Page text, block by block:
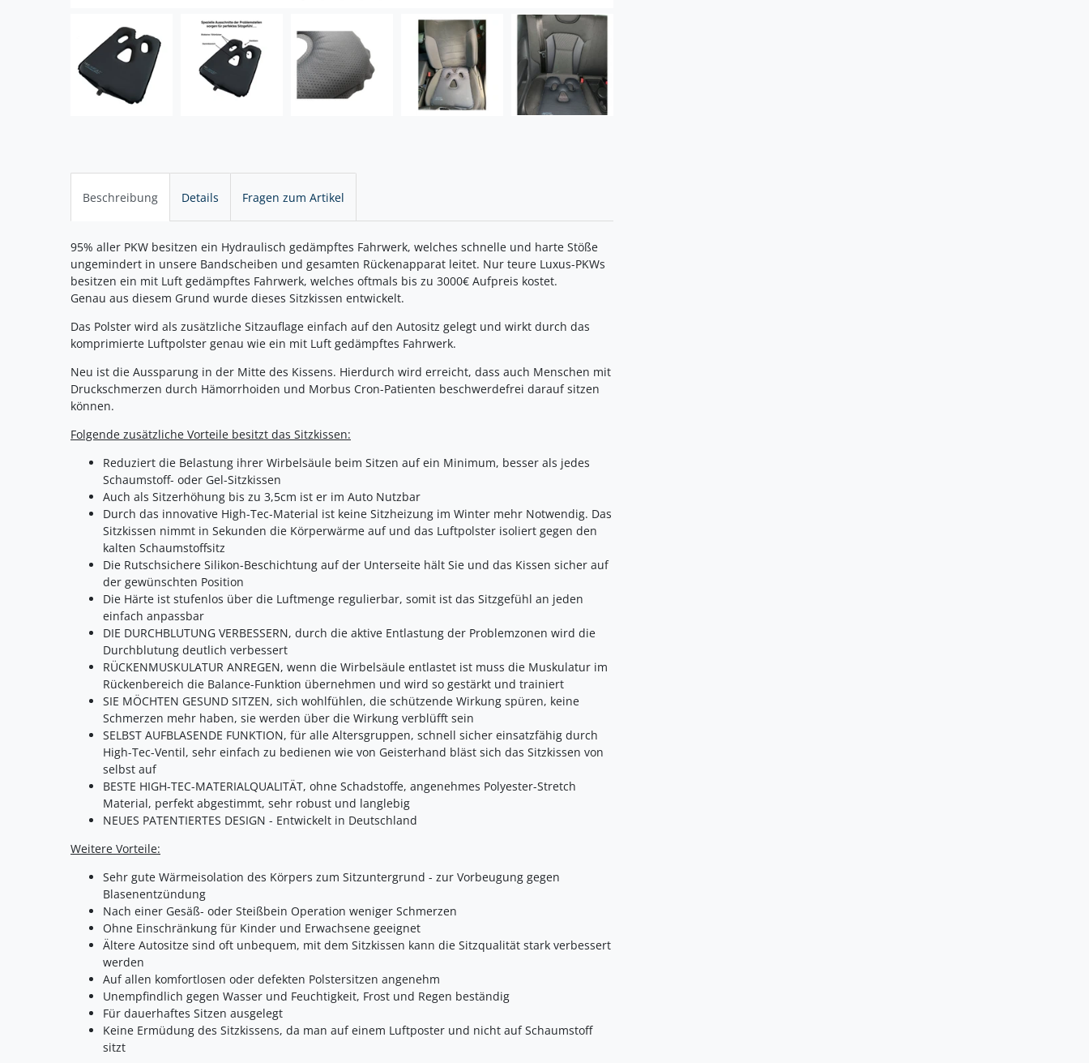
Beschreibung Details Fragen zum Artikel
95% aller PKW besitzen ein Hydraulisch gedämpftes Fahrwerk, welches schnelle und harte Stöße
ungemindert in unsere Bandscheiben und gesamten Rückenapparat leitet. Nur teure Luxus-PKWs
besitzen ein mit Luft gedämpftes Fahrwerk, welches oftmals bis zu 3000€ Aufpreis kostet.
Genau aus diesem Grund wurde dieses Sitzkissen entwickelt.
Das Polster wird als zusätzliche Sitzauflage einfach auf den Autositz gelegt und wirkt durch das
komprimierte Luftpolster genau wie ein mit Luft gedämpftes Fahrwerk.
Neu ist die Aussparung in der Mitte des Kissens. Hierdurch wird erreicht, dass auch Menschen mit
Druckschmerzen durch Hämorrhoiden und Morbus Cron-Patienten beschwerdefrei darauf sitzen
können.
Folgende zusätzliche Vorteile besitzt das Sitzkissen:
Reduziert die Belastung ihrer Wirbelsäule beim Sitzen auf ein Minimum, besser als jedes
Schaumstoff- oder Gel-Sitzkissen
Auch als Sitzerhöhung bis zu 3,5cm ist er im Auto Nutzbar
Durch das innovative High-Tec-Material ist keine Sitzheizung im Winter mehr Notwendig. Das
Sitzkissen nimmt in Sekunden die Körperwärme auf und das Luftpolster isoliert gegen den
kalten Schaumstoffsitz
Die Rutschsichere Silikon-Beschichtung auf der Unterseite hält Sie und das Kissen sicher auf
der gewünschten Position
Die Härte ist stufenlos über die Luftmenge regulierbar, somit ist das Sitzgefühl an jeden
einfach anpassbar
DIE DURCHBLUTUNG VERBESSERN, durch die aktive Entlastung der Problemzonen wird die
Durchblutung deutlich verbessert
RÜCKENMUSKULATUR ANREGEN, wenn die Wirbelsäule entlastet ist muss die Muskulatur im
Rückenbereich die Balance-Funktion übernehmen und wird so gestärkt und trainiert
SIE MÖCHTEN GESUND SITZEN, sich wohlfühlen, die schützende Wirkung spüren, keine
Schmerzen mehr haben, sie werden über die Wirkung verblüfft sein
SELBST AUFBLASENDE FUNKTION, für alle Altersgruppen, schnell sicher einsatzfähig durch
High-Tec-Ventil, sehr einfach zu bedienen wie von Geisterhand bläst sich das Sitzkissen von
selbst auf
BESTE HIGH-TEC-MATERIALQUALITÄT, ohne Schadstoffe, angenehmes Polyester-Stretch
Material, perfekt abgestimmt, sehr robust und langlebig
NEUES PATENTIERTES DESIGN - Entwickelt in Deutschland
Weitere Vorteile:
Sehr gute Wärmeisolation des Körpers zum Sitzuntergrund - zur Vorbeugung gegen
Blasenentzündung
Nach einer Gesäß- oder Steißbein Operation weniger Schmerzen
Ohne Einschränkung für Kinder und Erwachsene geeignet
Ältere Autositze sind oft unbequem, mit dem Sitzkissen kann die Sitzqualität stark verbessert
werden
Auf allen komfortlosen oder defekten Polstersitzen angenehm
Unempfindlich gegen Wasser und Feuchtigkeit, Frost und Regen beständig
Für dauerhaftes Sitzen ausgelegt
Keine Ermüdung des Sitzkissens, da man auf einem Luftposter und nicht auf Schaumstoff
sitzt